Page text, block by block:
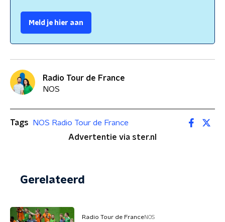
Meld je hier aan
Radio Tour de France
NOS
Tags
NOS Radio Tour de France
Advertentie via ster.nl
Gerelateerd
Radio Tour de FranceNOS